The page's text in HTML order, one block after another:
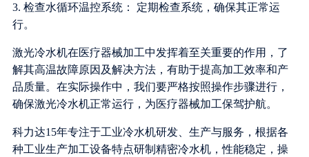
3. 检查水循环温控系统： 定期检查系统，确保其正常运
行。
激光冷水机在医疗器械加工中发挥着至关重要的作用，了
解其高温故障原因及解决方法，有助于提高加工效率和产
品质量。在实际操作中，我们要严格按照操作步骤进行，
确保激光冷水机正常运行，为医疗器械加工保驾护航。
科力达15年专注于工业冷水机研发、生产与服务，根据各
种工业生产加工设备特点研制精密冷水机，性能稳定，操